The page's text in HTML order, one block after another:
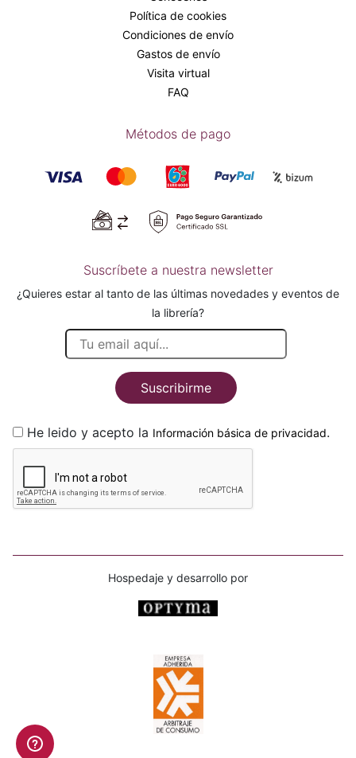
Política de cookies
Condiciones de envío
Gastos de envío
Visita virtual
FAQ
Métodos de pago
Suscríbete a nuestra newsletter
¿Quieres estar al tanto de las últimas novedades y eventos de
la librería?
Suscribirme
He leido y acepto la Información básica de privacidad.
Hospedaje y desarrollo por